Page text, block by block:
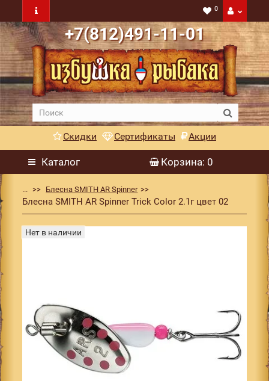
0
+7(812)491-11-01
Скидки Сертификаты Акции
Каталог Корзина: 0
... Блесна SMITH AR Spinner
Блесна SMITH AR Spinner Trick Color 2.1г цвет 02
Нет в наличии